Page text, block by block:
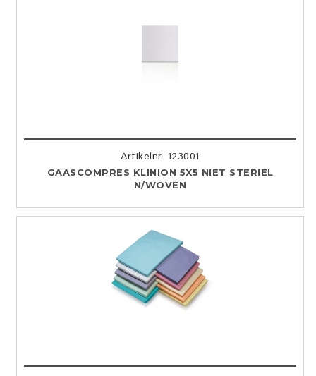
Artikelnr. 123001
GAASCOMPRES KLINION 5X5 NIET STERIEL
N/WOVEN